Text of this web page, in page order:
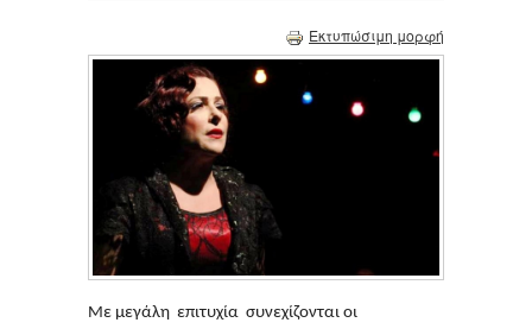
Εκτυπώσιμη μορφή
Με μεγάλη επιτυχία συνεχίζονται οι